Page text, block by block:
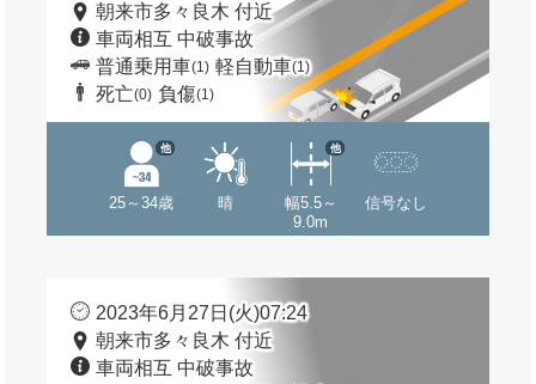
朝来市多々良木 付近
車両相互 中破事故
普通乗用車(1) 軽自動車(1)
死亡(0) 負傷(1)
25～34歳
他
晴
幅5.5～
9.0m
他
信号なし
2023年6月27日(火)07:24
朝来市多々良木 付近
車両相互 中破事故